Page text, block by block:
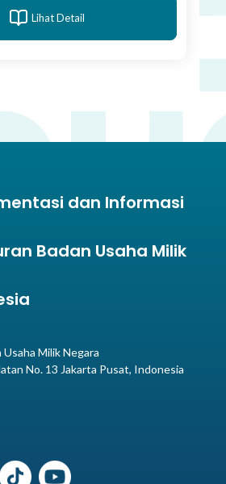
Lihat Detail
dan Informasi
Badan Usaha Milik
Milik Negara
No. 13 Jakarta Pusat, Indonesia